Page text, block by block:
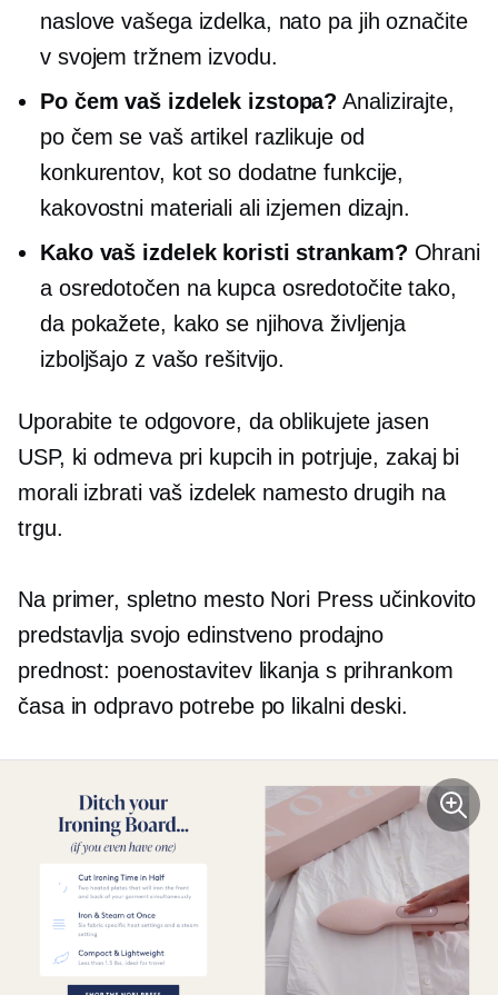
naslove vašega izdelka, nato pa jih označite
v svojem tržnem izvodu.
Po čem vaš izdelek izstopa? Analizirajte,
po čem se vaš artikel razlikuje od
konkurentov, kot so dodatne funkcije,
kakovostni materiali ali izjemen dizajn.
Kako vaš izdelek koristi strankam? Ohrani
a osredotočen na kupcaosredotočite tako,
da pokažete, kako se njihova življenja
izboljšajo z vašo rešitvijo.
Uporabite te odgovore, da oblikujete jasen
USP, ki odmeva pri kupcih in potrjuje, zakaj bi
morali izbrati vaš izdelek namesto drugih na
trgu.
Na primer, spletno mesto Nori Press učinkovito
predstavlja svojo edinstveno prodajno
prednost: poenostavitev likanja s prihrankom
časa in odpravo potrebe po likalni deski.